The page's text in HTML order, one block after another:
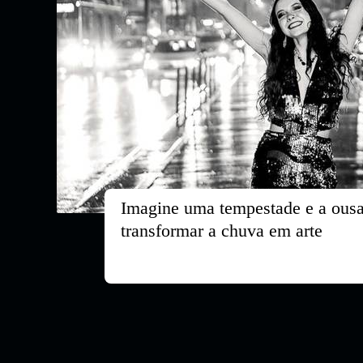
Imagine uma tempestade e a
transformar a chuva em arte